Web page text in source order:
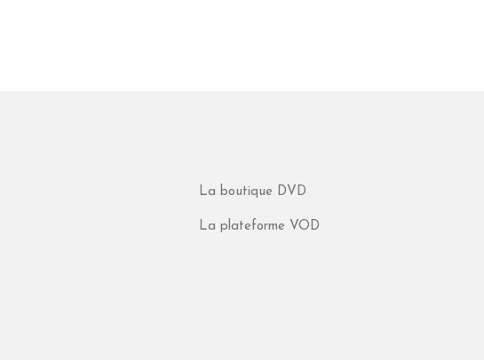
La boutique DVD
La plateforme VOD